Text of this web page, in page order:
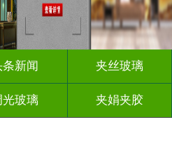
条新闻 夹丝玻璃
光玻璃 夹娟夹胶